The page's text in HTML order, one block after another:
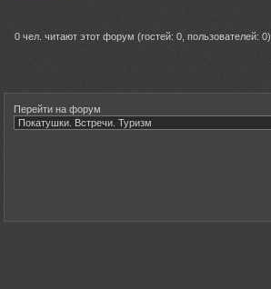
0 чел. читают этот форум (гостей: 0, пользователей: 0)
Перейти на форум